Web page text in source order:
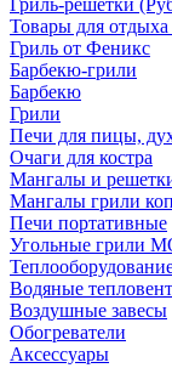
Гриль-решетки
Товары для
Гриль от Феникс
Барбекю-грили
Барбекю
Грили
Печи для пицы,
Очаги для костра
Мангалы и
Мангалы грили
Печи портативные
Угольные грили
Водяные
Воздушные завесы
Обогреватели
Аксессуары